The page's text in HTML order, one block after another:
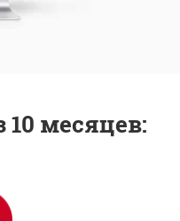
10 месяцев: